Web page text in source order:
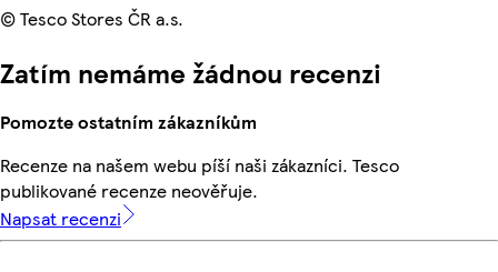
© Tesco Stores ČR a.s.
Zatím nemáme žádnou recenzi
Pomozte ostatním zákazníkům
Recenze na našem webu píší naši zákazníci. Tesco
publikované recenze neověřuje.
Napsat recenzi